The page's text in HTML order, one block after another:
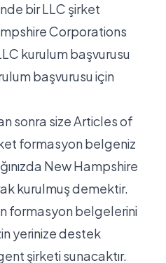
bir LLC şirket
Corporations
kurulum başvurusu
başvurusu için
sonra size Articles of
formasyon belgeniz
New Hampshire
kurulmuş demektir.
formasyon belgelerini
yerinize destek
şirketi sunacaktır.